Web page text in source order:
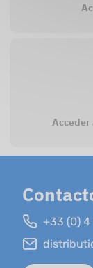
Acceder
+33 (0) 4